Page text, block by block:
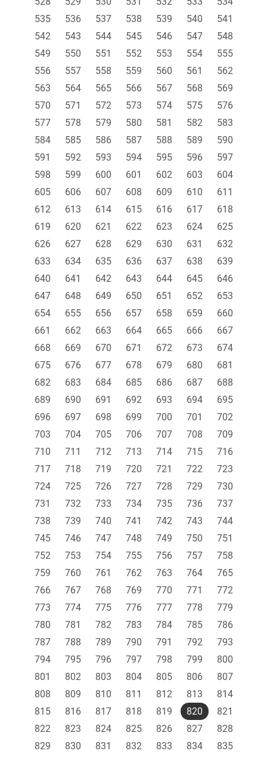
535
536 537 538 539 540
541
542
543 544 545 546 547
548
549
550 551 552 553 554
555
556
557 558 559 560 561
562
563
564 565 566 567 568
569
570
571 572 573 574 575
576
577
578 579 580 581 582
583
584
585 586 587 588 589
590
591
592 593 594 595 596
597
598
599 600 601 602 603
604
605
606 607 608 609 610
611
612
613 614 615 616 617
618
619
620 621 622 623 624
625
626
627 628 629 630 631
632
633
634 635 636 637 638
639
640
641 642 643 644 645
646
647
648 649 650 651 652
653
654
655 656 657 658 659
660
661
662 663 664 665 666
667
668
669 670 671 672 673
674
675
676 677 678 679 680
681
682
683 684 685 686 687
688
689
690 691 692 693 694
695
696
697 698 699 700 701
702
703
704 705 706 707 708
709
710
711 712 713 714 715
716
717
718 719 720 721 722
723
724
725 726 727 728 729
730
731
732 733 734 735 736
737
738
739 740 741 742 743
744
745
746 747 748 749 750
751
752
753 754 755 756 757
758
759
760 761 762 763 764
765
766
767 768 769 770 771
772
773
774 775 776 777 778
779
780
781 782 783 784 785
786
787
788 789 790 791 792
793
794
795 796 797 798 799
800
801
802 803 804 805 806
807
808
809 810 811 812 813
814
815
816 817 818 819 820
821
822
823 824 825 826 827
828
829
830 831 832 833 834
835